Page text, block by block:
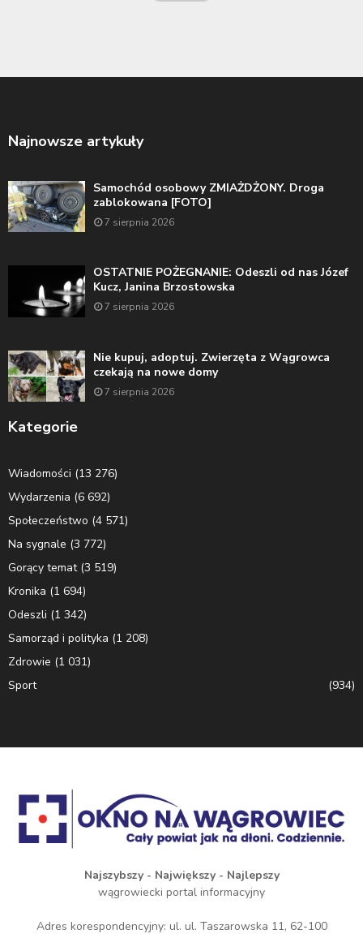
Najnowsze artykuły
Samochód osobowy ZMIAŻDŻONY. Droga
zablokowana [FOTO]
7 sierpnia 2026
OSTATNIE POŻEGNANIE: Odeszli od nas Józef
Kucz, Janina Brzostowska
7 sierpnia 2026
Nie kupuj, adoptuj. Zwierzęta z Wągrowca
czekają na nowe domy
7 sierpnia 2026
Kategorie
Wiadomości (13 276)
Wydarzenia (6 692)
Społeczeństwo (4 571)
Na sygnale (3 772)
Gorący temat(3 519)
Kronika (1 694)
Odeszli (1 342)
Samorząd i polityka (1 208)
Zdrowie (1 031)
Sport
(934)
Najszybszy - Największy - Najlepszy
wągrowiecki portal informacyjny
Adres korespondencyjny: ul. ul. Taszarowska 11, 62-100